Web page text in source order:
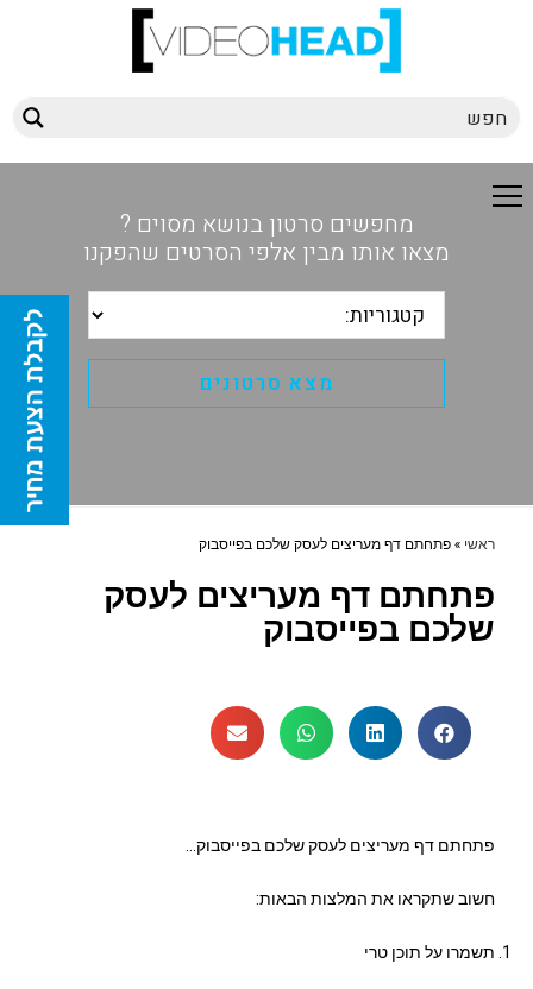
מחפשים סרטון בנושא מסוים ?
מצאו אותו מבין אלפי הסרטים שהפקנו
ראשי »פתחתם דף מעריצים לעסק שלכם בפייסבוק
פתחתם דף מעריצים לעסק
שלכם בפייסבוק
פתחתם דף מעריצים לעסק שלכם בפייסבוק…
חשוב שתקראו את המלצות הבאות:
תשמרו על תוכן טרי